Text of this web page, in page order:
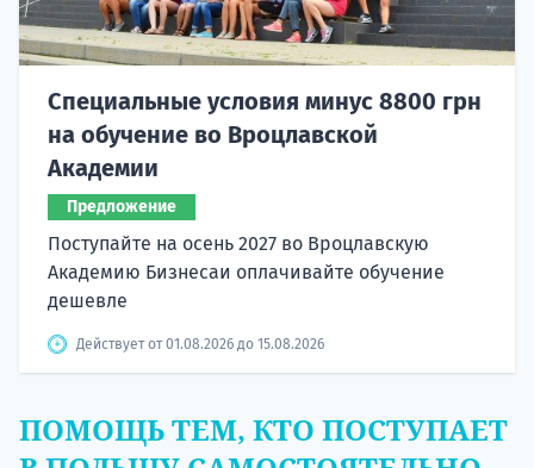
Специальные условия минус 8800 грн
на обучение во Вроцлавской
Академии
Предложение
Поступайте на осень 2027 во Вроцлавскую
Академию Бизнесаи оплачивайте обучение
дешевле
Действует от 01.08.2026 до 15.08.2026
ПОМОЩЬ ТЕМ, КТО ПОСТУПАЕТ